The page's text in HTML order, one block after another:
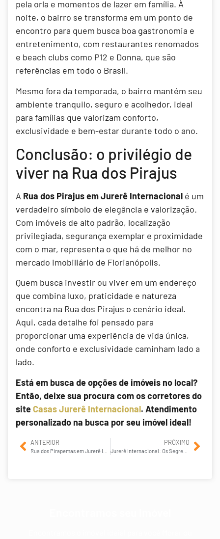
pela orla e momentos de lazer em família. À
noite, o bairro se transforma em um ponto de
encontro para quem busca boa gastronomia e
entretenimento, com restaurantes renomados
e beach clubs como P12 e Donna, que são
referências em todo o Brasil.
Mesmo fora da temporada, o bairro mantém seu
ambiente tranquilo, seguro e acolhedor, ideal
para famílias que valorizam conforto,
exclusividade e bem-estar durante todo o ano.
Conclusão: o privilégio de
viver na Rua dos Pirajus
A Rua dos Pirajus em Jurerê Internacional é um
verdadeiro símbolo de elegância e valorização.
Com imóveis de alto padrão, localização
privilegiada, segurança exemplar e proximidade
com o mar, representa o que há de melhor no
mercado imobiliário de Florianópolis.
Quem busca investir ou viver em um endereço
que combina luxo, praticidade e natureza
encontra na Rua dos Pirajus o cenário ideal.
Aqui, cada detalhe foi pensado para
proporcionar uma experiência de vida única,
onde conforto e exclusividade caminham lado a
lado.
Está em busca de opções de imóveis no local?
Então, deixe sua procura com os corretores do
siteCasas Jurerê Internacional. Atendimento
personalizado na busca por seu imóvel ideal!
ANTERIOR PRÓXIMO
Jurerê Internacional: Os Segredos de Um Destino Premium